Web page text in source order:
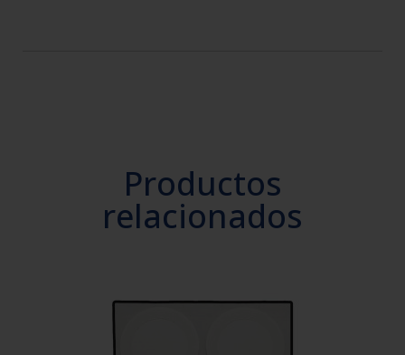
Productos
relacionados